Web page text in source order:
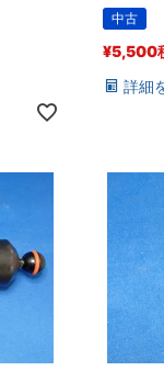
中古
¥5,500
詳細